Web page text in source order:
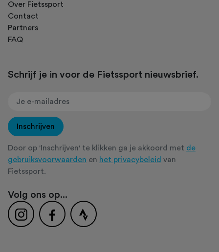
Over Fietssport
Contact
Partners
FAQ
Schrijf je in voor de Fietssport nieuwsbrief.
Inschrijven
Door op 'Inschrijven' te klikken ga je akkoord met de
gebruiksvoorwaarden en het privacybeleid van
Fietssport.
Volg ons op...